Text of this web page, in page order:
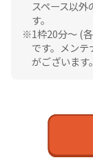
スペース以
す。
1枠20分〜 (
です。メン
がございます。